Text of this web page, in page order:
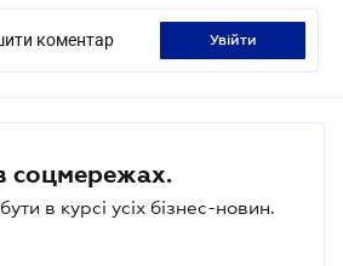
коментар увійти
соцмережах.
в курсі усіх бізнес-новин.